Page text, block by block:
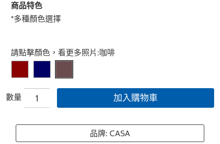
商品特色
*多種顏色選擇
Select product
請點擊顏色，看更多照片:咖啡
數量 加入購物車
品牌: CASA